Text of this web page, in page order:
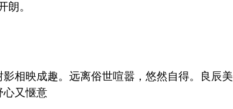
朗。
相映成趣。远离俗世喧嚣，悠然自得。良辰美
心又惬意